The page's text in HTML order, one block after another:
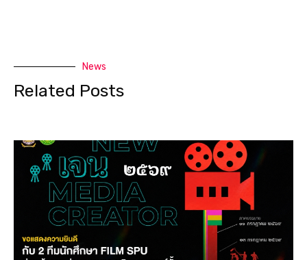
News
Related Posts